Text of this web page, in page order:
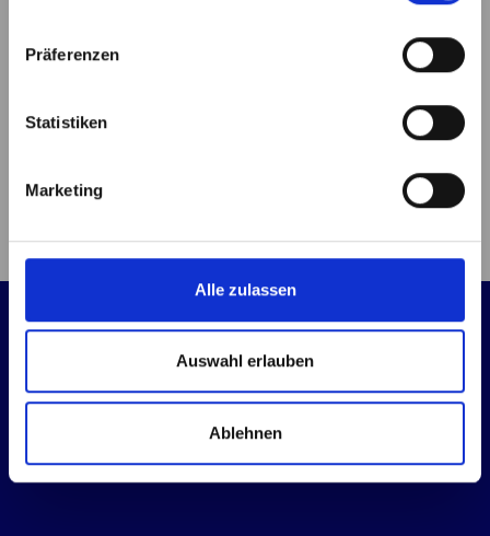
Präferenzen
Statistiken
Marketing
Alle zulassen
Auswahl erlauben
Ablehnen
Enabling Team